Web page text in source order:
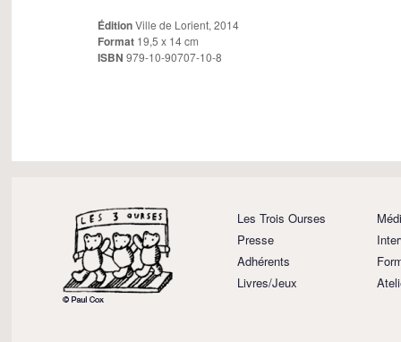
ÉditionVille de Lorient, 2014
Format 19,5 x 14 cm
ISBN 979-10-90707-10-8
Les Trois Ourses
Presse
Adhérents
Livres/Jeux